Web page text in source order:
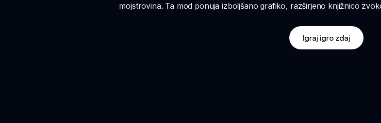
mojstrovina. Ta mod ponuja izboljšano grafiko, razširjeno knjižnico
Igraj igro zdaj